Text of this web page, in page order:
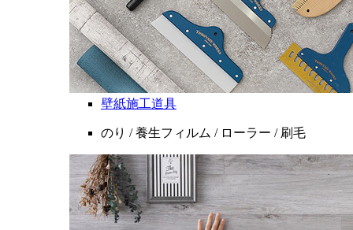
壁紙施工道具
のり / 養生フィルム / ローラー / 刷毛